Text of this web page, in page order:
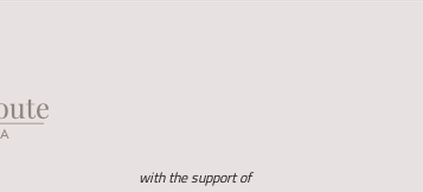
with the support of